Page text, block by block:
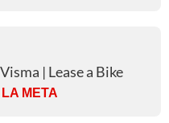
| Lease a Bike
META